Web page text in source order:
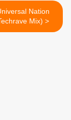
Nation
(Tiësto Techrave Mix) >